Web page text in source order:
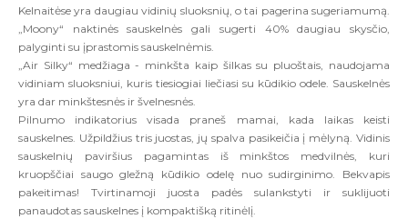
Kelnaitėse yra daugiau vidinių sluoksnių, o tai pagerina sugeriamumą.
„Moony“ naktinės sauskelnės gali sugerti 40% daugiau skysčio,
palyginti su įprastomis sauskelnėmis.
„Air Silky“ medžiaga - minkšta kaip šilkas su pluoštais, naudojama
vidiniam sluoksniui, kuris tiesiogiai liečiasi su kūdikio odele. Sauskelnės
yra dar minkštesnės ir švelnesnės.
Pilnumo indikatorius visada praneš mamai, kada laikas keisti
sauskelnes. Užpildžius tris juostas, jų spalva pasikeičia į mėlyną. Vidinis
sauskelnių paviršius pagamintas iš minkštos medvilnės, kuri
kruopščiai saugo gležną kūdikio odelę nuo sudirginimo. Bekvapis
pakeitimas! Tvirtinamoji juosta padės sulankstyti ir suklijuoti
panaudotas sauskelnes į kompaktišką ritinėlį.